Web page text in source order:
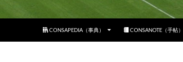
CONSAPEDIA（事典）
CONSANOTE（手帖）